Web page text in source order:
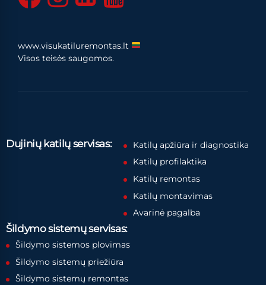
www.visukatiluremontas.lt
Visos teisės saugomos.
Dujinių katilų servisas:
Katilų apžiūra ir diagnostika
Katilų profilaktika
Katilų remontas
Katilų montavimas
Avarinė pagalba
Šildymo sistemų servisas:
Šildymo sistemos plovimas
Šildymo sistemų priežiūra
Šildymo sistemų remontas